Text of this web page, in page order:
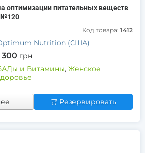
оптимизации питательных веществ
№120
Код товара: 1412
Nutrition (США)
300 грн
и Витамины, Женское
Резервировать